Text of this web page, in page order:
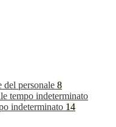
del personale 8
tempo indeterminato
indeterminato 14